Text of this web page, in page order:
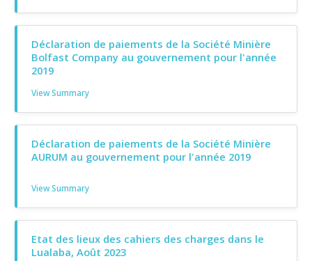
Déclaration de paiements de la Société Minière
Bolfast Company au gouvernement pour l'année
2019
View Summary
Déclaration de paiements de la Société Minière
AURUM au gouvernement pour l'année 2019
View Summary
Etat des lieux des cahiers des charges dans le
Lualaba, Août 2023